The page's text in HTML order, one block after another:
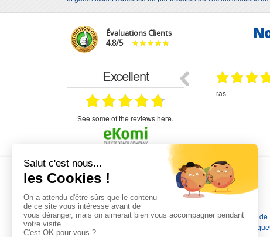
Évaluations Clients
4.8/5
Excellent
see some of the reviews here.
29.03.2026
bonjour commande pompe puit malgré un
appel en dehors des heures d ouverture votre
commercial a géré ma demande le devis reçu
immédiatement un fois le paiement effectue la
commande a été valider l envoi a été un peu
long mais dans l ensemble très satisfait
ras
L'EXPERTISE MOTRALEC
Depuis 1976, nous sommes
Franceen pompes de relevage, station de relevage, pompe de
chauffage, suppression, forage, immergée et moteurs